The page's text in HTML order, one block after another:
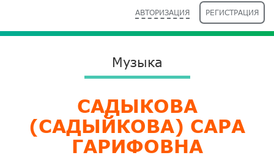
АВТОРИЗАЦИЯ РЕГИСТРАЦИЯ
Музыка
​САДЫКОВА
(САДЫЙКОВА) САРА
ГАРИФОВНА